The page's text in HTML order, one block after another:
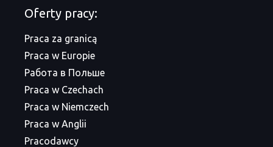
Oferty pracy:
Praca za granicą
Praca w Europie
Работа в Польше
Praca w Czechach
Praca w Niemczech
Praca w Anglii
Pracodawcy